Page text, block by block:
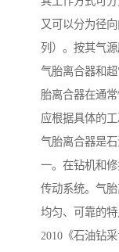
又可以分为径
列）。按其气源
气胎离合器和
胎离合器在通
应根据具体的
气胎离合器是
一。在钻机和
传动系统。气
均匀、可靠的
2010《石油钻